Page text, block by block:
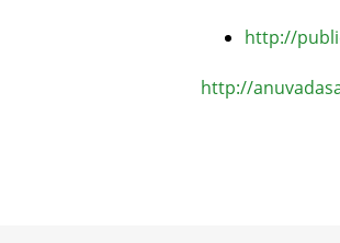
http://
http://